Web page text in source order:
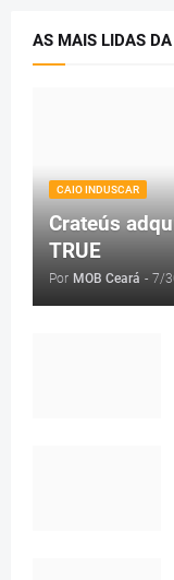
AS MAIS LIDAS
CAIO INDUSCAR
Crateús
TRUE
Por MOB Ceará - 7/